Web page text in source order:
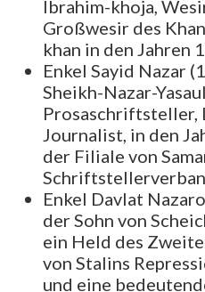
Ibrahim-khoja,
Großwesir des
khan in den Jahren
Enkel Sayid Nazar
Sheikh-Nazar-
Prosaschriftsteller,
Journalist, in den
der Filiale von
Enkel Davlat
der Sohn von
ein Held des
von Stalins
und eine